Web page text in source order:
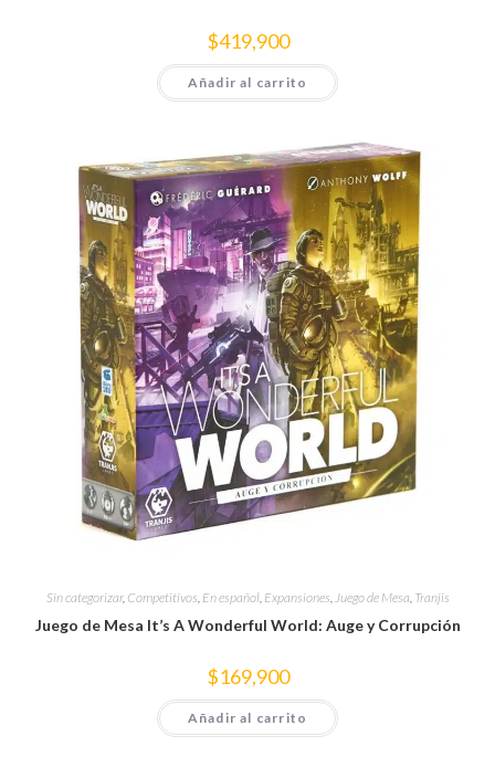
$419,900
Añadir al carrito
Sin categorizar, Competitivos En español, Expansiones Juego de Mesa Tranjis
Juego de Mesa It’s A Wonderful World: Auge y Corrupción
$169,900
Añadir al carrito